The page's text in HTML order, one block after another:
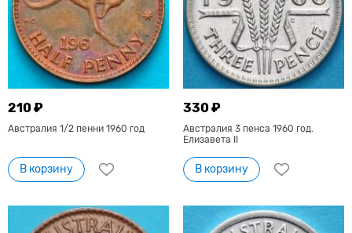
210 ₽
Австралия 1/2 пенни 1960 год
В корзину
330 ₽
Австралия 3 пенса 1960 год.
Елизавета II
В корзину